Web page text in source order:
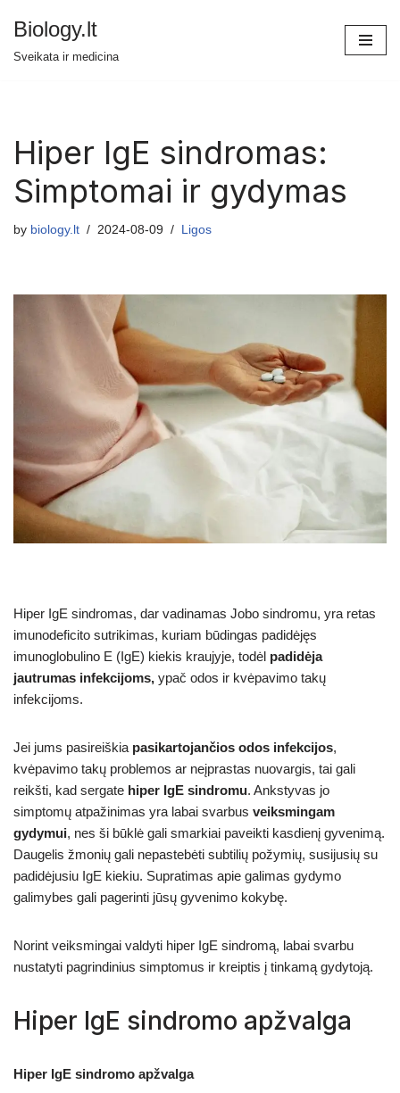
Biology.lt
Sveikata ir medicina
Hiper IgE sindromas:
Simptomai ir gydymas
by biology.lt 2024-08-09 Ligos
Hiper IgE sindromas, dar vadinamas Jobo sindromu, yra retas
imunodeficito sutrikimas, kuriam būdingas padidėjęs
imunoglobulino E (IgE) kiekis kraujyje, todėl padidėja
jautrumas infekcijoms, ypač odos ir kvėpavimo takų
infekcijoms.
Jei jums pasireiškia pasikartojančios odos infekcijos,
kvėpavimo takų problemos ar neįprastas nuovargis, tai gali
reikšti, kad sergate hiper IgE sindromu. Ankstyvas jo
simptomų atpažinimas yra labai svarbus veiksmingam
gydymui, nes ši būklė gali smarkiai paveikti kasdienį gyvenimą.
Daugelis žmonių gali nepastebėti subtilių požymių, susijusių su
padidėjusiu IgE kiekiu. Supratimas apie galimas gydymo
galimybes gali pagerinti jūsų gyvenimo kokybę.
Norint veiksmingai valdyti hiper IgE sindromą, labai svarbu
nustatyti pagrindinius simptomus ir kreiptis į tinkamą gydytoją.
Hiper IgE sindromo apžvalga
Hiper IgE sindromo apžvalga